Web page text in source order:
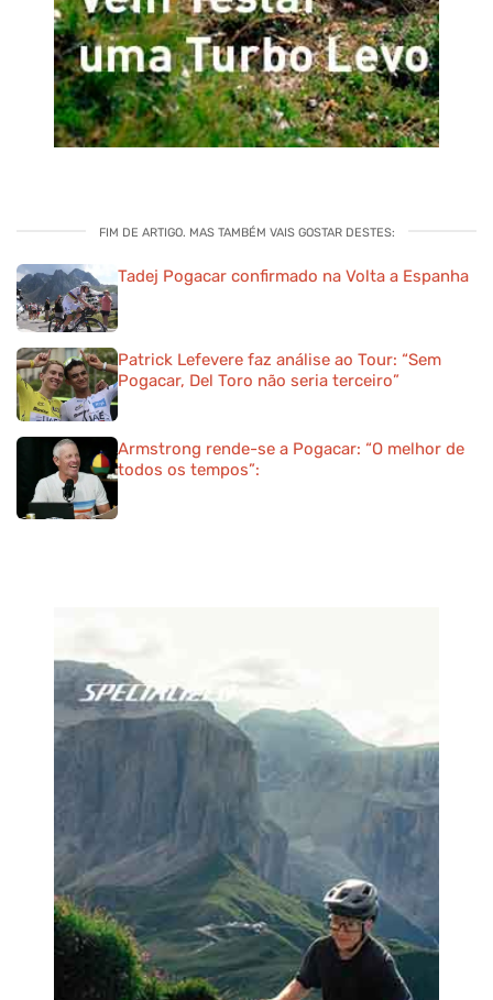
FIM DE ARTIGO. MAS TAMBÉM VAIS GOSTAR DESTES:
Tadej Pogacar confirmado na Volta a Espanha
Patrick Lefevere faz análise ao Tour: “Sem
Pogacar, Del Toro não seria terceiro”
Armstrong rende-se a Pogacar: “O melhor de
todos os tempos”: